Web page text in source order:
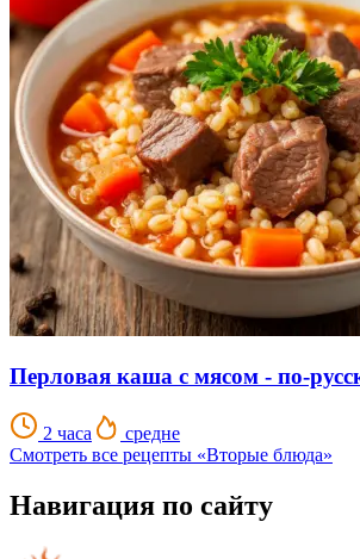
Перловая каша с мясом - по-
2 часа
средне
Смотреть все рецепты «Вторые блюда»
Навигация по сайту